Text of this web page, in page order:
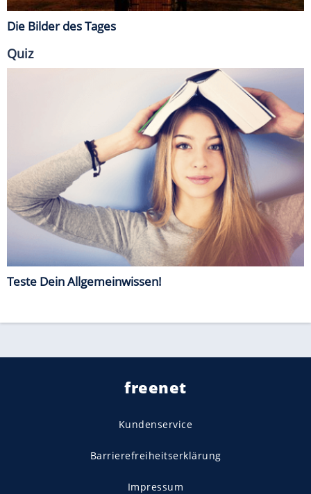
Die Bilder des Tages
Quiz
Teste Dein Allgemeinwissen!
freenet
Kundenservice
Barrierefreiheitserklärung
Impressum